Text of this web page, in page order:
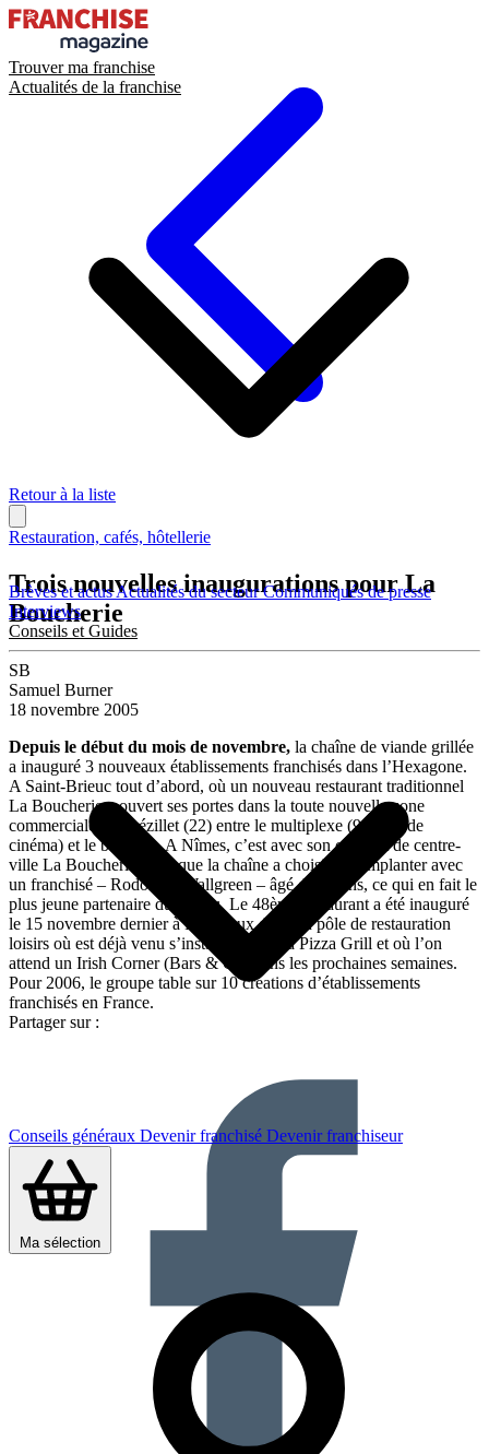
Trouver ma franchise
Actualités de la franchise
Brèves et actusActualités du secteurCommuniqués de presse
Interviews
Conseils et Guides
Conseils généraux Devenir franchisé Devenir franchiseur
Ma sélection
Retour à la liste
Restauration, cafés, hôtellerie
Trois nouvelles inaugurations pour La
Boucherie
SB
Samuel Burner
18 novembre 2005
Depuis le début du mois de novembre, la chaîne de viande grillée
a inauguré 3 nouveaux établissements franchisés dans l’Hexagone.
A Saint-Brieuc tout d’abord, où un nouveau restaurant traditionnel
La Boucherie a ouvert ses portes dans la toute nouvelle zone
commerciale de Brézillet (22) entre le multiplexe (9 salles de
cinéma) et le bowling. A Nîmes, c’est avec son concept de centre-
ville La Boucherie Café que la chaîne a choisi de s’implanter avec
un franchisé – Rodolphe Wallgreen – âgé de 26 ans, ce qui en fait le
plus jeune partenaire du réseau. Le 48ème restaurant a été inauguré
le 15 novembre dernier à Périgueux dans un pôle de restauration
loisirs où est déjà venu s’installer un Casa Pizza Grill et où l’on
attend un Irish Corner (Bars & Co) dans les prochaines semaines.
Pour 2006, le groupe table sur 10 créations d’établissements
franchisés en France.
Partager sur :